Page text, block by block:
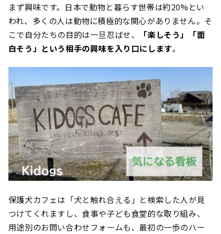
まず興味です。日本で動物と暮らす世帯は約20%とい
われ、多くの人は動物に積極的な関心がありません。そ
こで自分たちの目的は一旦忍ばせ、
「楽しそう」「面
白そう」という相手の興味を入り口にします。
保護犬カフェは「犬と触れ合える」と検索した人が見
つけてくれますし、食事や子ども食堂的な取り組み、
用途別のお問い合わせフォームも、最初の一歩のハー